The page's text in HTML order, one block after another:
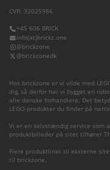
CVR: 32025986
+45 606 BRICK
info(at)brickz.one
@brickzone
@brickzonedk
Hos brickzone er vi vilde med
dig, så derfor har vi bygget en
alle danske forhandlere. Det
LEGO-produkter du finder på
Vi er en selvstændig service som
produktbilleder på sitet tilhører
Flere produktlinks til eksterne
til brickzone.